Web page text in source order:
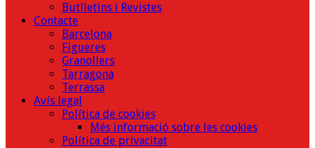
Butlletins i Revistes
Contacte
Barcelona
Figueres
Granollers
Tarragona
Terrassa
Avís legal
Política de cookies
Més informació sobre les cookies
Política de privacitat